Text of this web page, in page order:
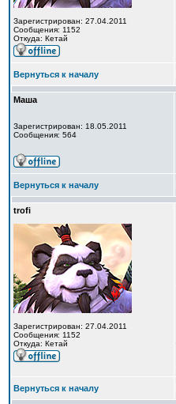
Зарегистрирован: 27.04.2011
Сообщения: 1152
Откуда: Кетай
Вернуться к началу
Маша
Зарегистрирован: 18.05.2011
Сообщения: 564
Вернуться к началу
trofi
Зарегистрирован: 27.04.2011
Сообщения: 1152
Откуда: Кетай
Вернуться к началу